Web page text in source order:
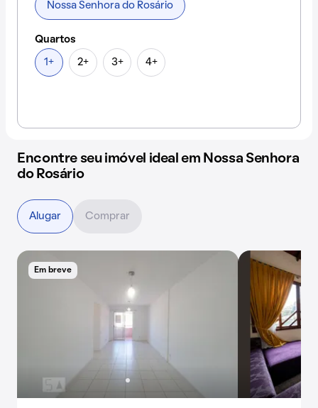
Nossa Senhora do Rosário
Quartos
1+ 2+ 3+ 4+
Encontre seu imóvel ideal em Nossa Senhora
do Rosário
Em breve
Alugar Comprar